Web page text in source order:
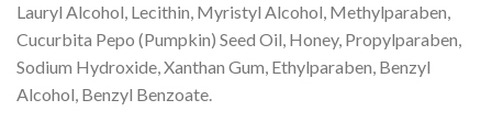
Lauryl Alcohol, Lecithin, Myristyl Alcohol, Methylparaben,
Cucurbita Pepo (Pumpkin) Seed Oil, Honey, Propylparaben,
Sodium Hydroxide, Xanthan Gum, Ethylparaben, Benzyl
Alcohol, Benzyl Benzoate.